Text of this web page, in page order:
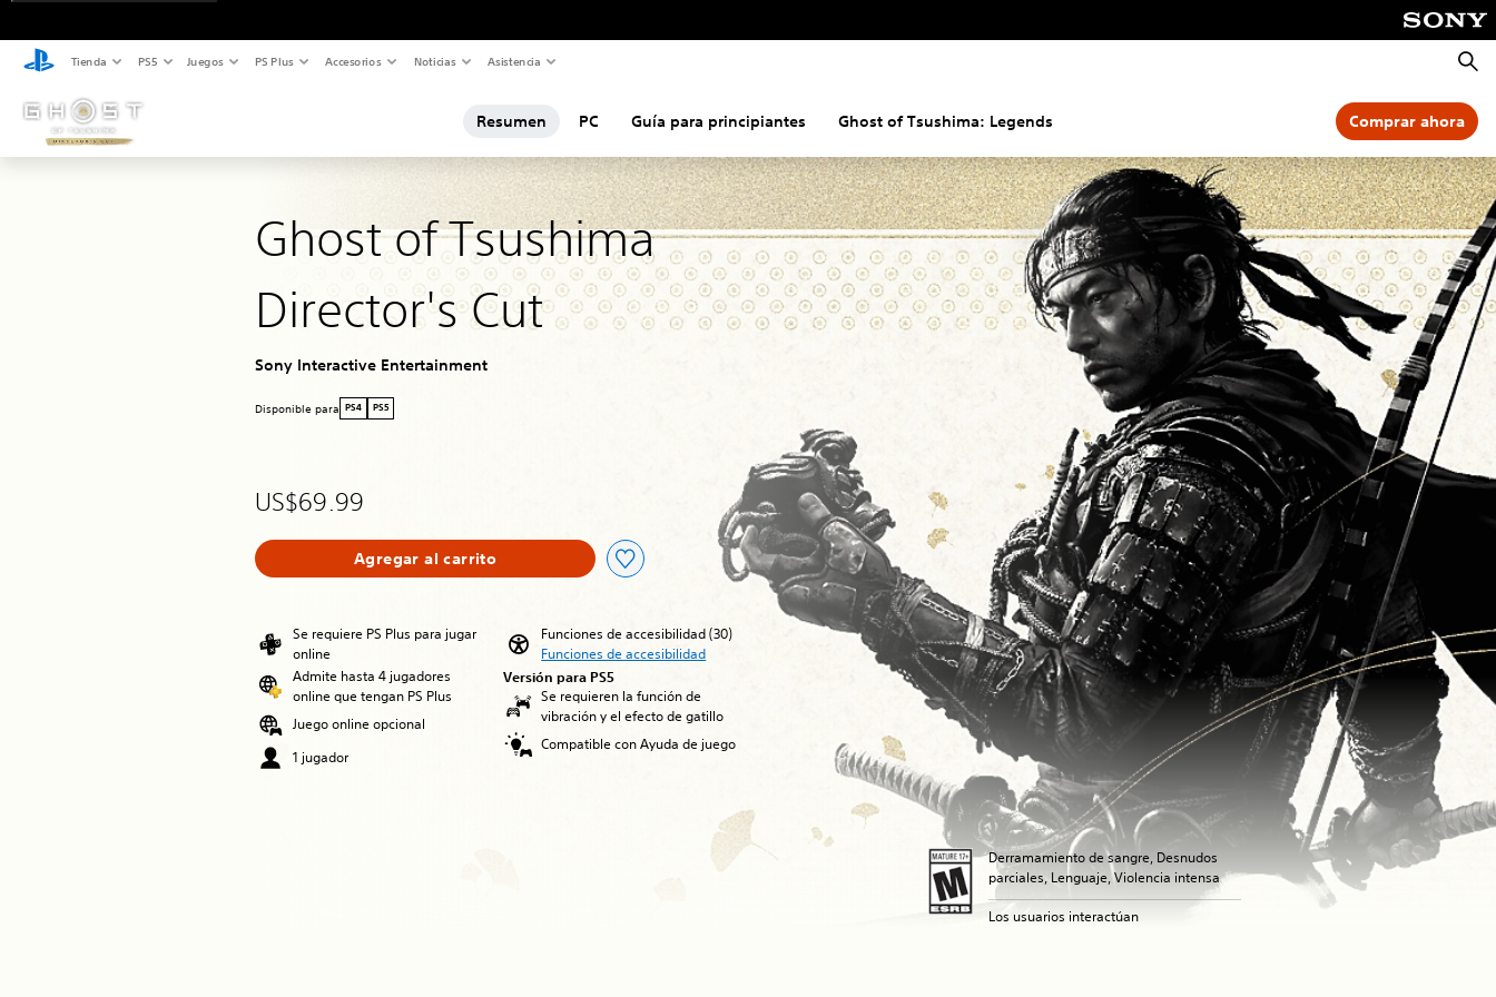
Tienda PS5 Juegos PS Plus Accesorios Noticias Asistencia
Resumen PC Guía para principiantes Ghost of Tsushima: Legends Comprar ahora
Ghost of Tsushima
Director's Cut
Sony Interactive Entertainment
Disponible para PS4 PS5
US$69.99
Agregar al carrito
Se requiere PS Plus para jugar
online
Admite hasta 4 jugadores
online que tengan PS Plus
Juego online opcional
1 jugador
Funciones de accesibilidad (30)
Funciones de accesibilidad
Versión para PS5
Se requieren la función de
vibración y el efecto de gatillo
Compatible con Ayuda de juego
Derramamiento de sangre, Desnudos
parciales, Lenguaje, Violencia intensa
Los usuarios interactúan